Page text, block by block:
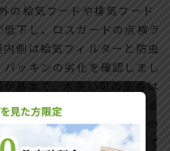
の給気フードや排気フード
下し、ロスガードの点検ラ
側は給気フィルターと防虫
ッキンの劣化を確認しまし
基本で、水洗い可の品番は
換は環境により差がありま
12カ月で交換です。向きの
印や面表示を必ず確認して